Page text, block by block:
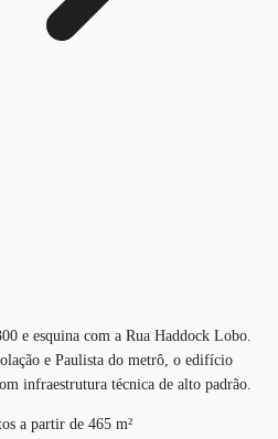
e esquina com a Rua Haddock Lobo.
e Paulista do metrô, o edifício
infraestrutura técnica de alto padrão.
a partir de 465 m²